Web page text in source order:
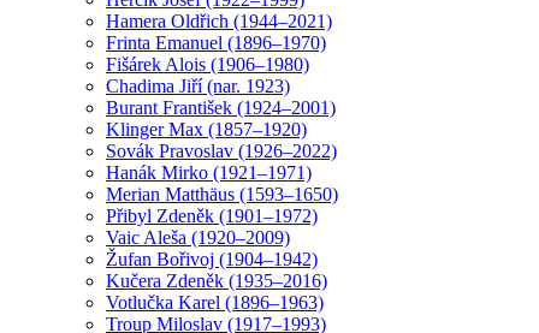
Hamera Oldřich (1944–2021)
Frinta Emanuel (1896–1970)
Fišárek Alois (1906–1980)
Chadima Jiří (nar. 1923)
Burant František (1924–2001)
Klinger Max (1857–1920)
Sovák Pravoslav (1926–2022)
Hanák Mirko (1921–1971)
Merian Matthäus (1593–1650)
Přibyl Zdeněk (1901–1972)
Vaic Aleša (1920–2009)
Žufan Bořivoj (1904–1942)
Kučera Zdeněk (1935–2016)
Votlučka Karel (1896–1963)
Troup Miloslav (1917–1993)